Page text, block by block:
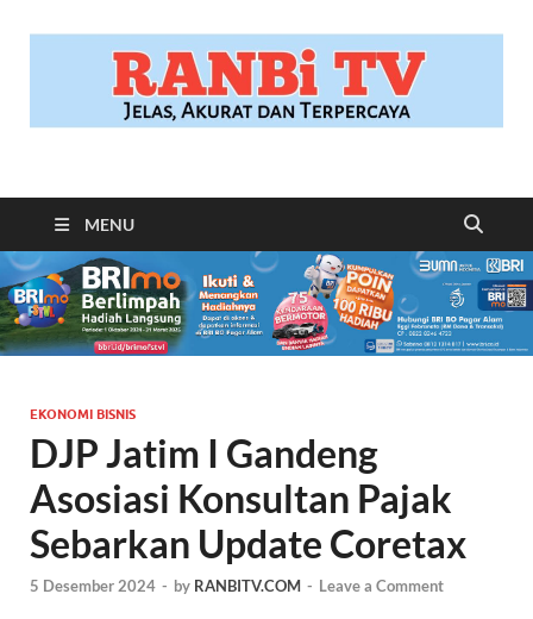
RANBITV.COM
MENU
EKONOMI BISNIS
DJP Jatim I Gandeng
Asosiasi Konsultan Pajak
Sebarkan Update Coretax
5 Desember 2024 - by RANBITV.COM - Leave a Comment